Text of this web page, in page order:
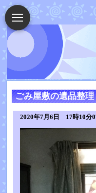
ごみ屋敷の遺品整理
2020年7月6日 17時10分